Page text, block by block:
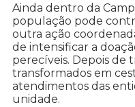
Ainda dentro da
população pode
outra ação
de intensificar a
perecíveis. Depois de
transformados em
atendimentos das
unidade.